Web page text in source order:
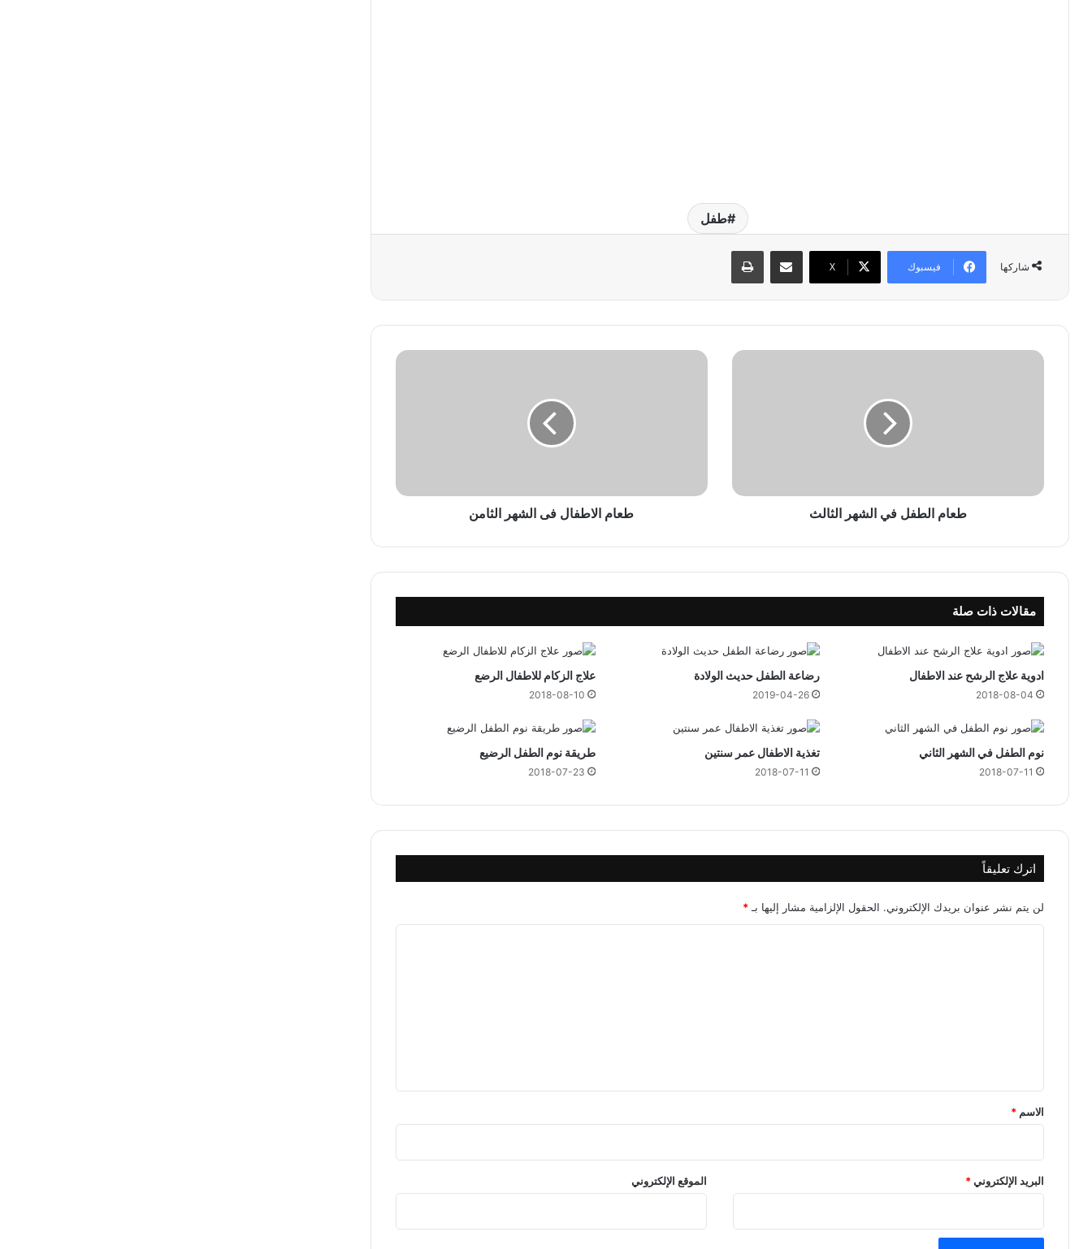
طفل
شاركها فيسبوك ‫X
ط
ل
ا
ه
ل
ا
ل
طعام الطفل في الشهر الثالث
ط
ف
ف
ل
ر
ل
م
طعام الاطفال فى الشهر الثامن
مقالات ذات صلة
ادوية علاج الرشح عند الاطفال
2018-08-04
رضاعة الطفل حديث الولادة
2019-04-26
علاج الزكام للاطفال الرضع
2018-08-10
نوم الطفل في الشهر الثاني
2018-07-11
تغذية الاطفال عمر سنتين
2018-07-11
طريقة نوم الطفل الرضيع
2018-07-23
اترك تعليقاً
لن يتم نشر عنوان بريدك الإلكتروني. الحقول الإلزامية مشار إليها بـ*
*
الاسم*
البريد الإلكتروني* الموقع الإلكتروني